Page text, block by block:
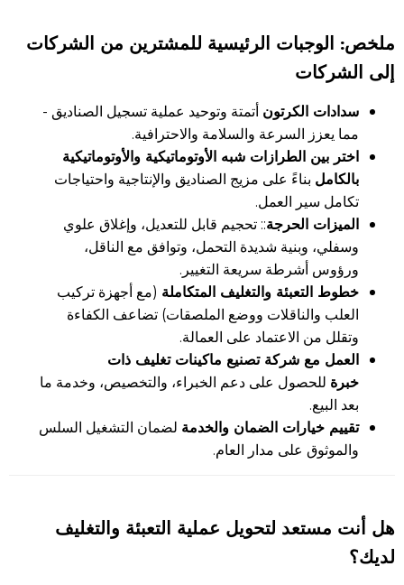
ملخص: الوجبات الرئيسية للمشترين من الشركات
إلى الشركات
سدادات الكرتون أتمتة وتوحيد عملية تسجيل الصناديق -
مما يعزز السرعة والسلامة والاحترافية.
اختر بين الطرازات شبه الأوتوماتيكية والأوتوماتيكية
بالكامل بناءً على مزيج الصناديق والإنتاجية واحتياجات
تكامل سير العمل.
الميزات الحرجة:: تحجيم قابل للتعديل، وإغلاق علوي
وسفلي، وبنية شديدة التحمل، وتوافق مع الناقل،
ورؤوس أشرطة سريعة التغيير.
خطوط التعبئة والتغليف المتكاملة (مع أجهزة تركيب
العلب والناقلات ووضع الملصقات) تضاعف الكفاءة
وتقلل من الاعتماد على العمالة.
العمل مع شركة تصنيع ماكينات تغليف ذات
خبرة للحصول على دعم الخبراء، والتخصيص، وخدمة ما
بعد البيع.
تقييم خيارات الضمان والخدمة لضمان التشغيل السلس
والموثوق على مدار العام.
هل أنت مستعد لتحويل عملية التعبئة والتغليف
لديك؟